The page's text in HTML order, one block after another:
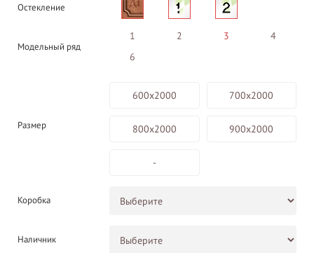
Остекление
Модельный ряд
1 2 3
4
6
Размер
600х2000 700х2000
800х2000 900х2000
-
Коробка
Наличник